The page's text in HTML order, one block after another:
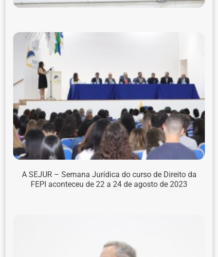
A SEJUR – Semana Jurídica do curso de Direito da
FEPI aconteceu de 22 a 24 de agosto de 2023